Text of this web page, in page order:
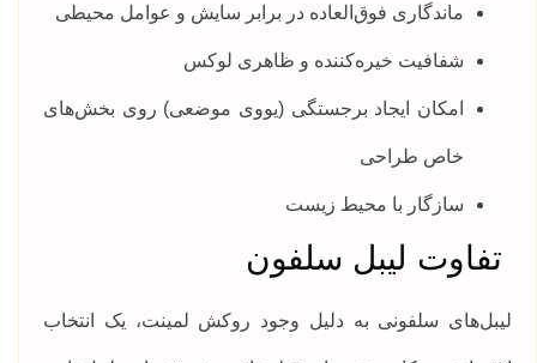
ماندگاری فوق‌العاده در برابر سایش و عوامل محیطی
شفافیت خیره‌کننده و ظاهری لوکس
امکان ایجاد برجستگی (یووی موضعی) روی بخش‌های
خاص طراحی
سازگار با محیط زیست
تفاوت لیبل سلفون
لیبل‌های سلفونی به دلیل وجود روکش لمینت، یک انتخاب